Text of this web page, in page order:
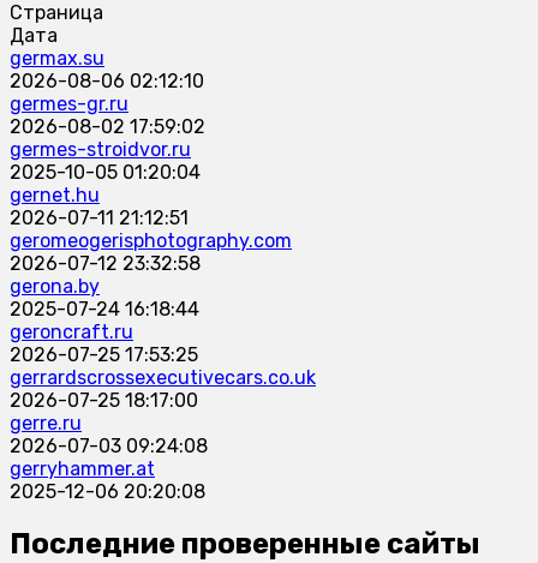
Страница
Дата
germax.su
2026-08-06 02:12:10
germes-gr.ru
2026-08-02 17:59:02
germes-stroidvor.ru
2025-10-05 01:20:04
gernet.hu
2026-07-11 21:12:51
geromeogerisphotography.com
2026-07-12 23:32:58
gerona.by
2025-07-24 16:18:44
geroncraft.ru
2026-07-25 17:53:25
gerrardscrossexecutivecars.co.uk
2026-07-25 18:17:00
gerre.ru
2026-07-03 09:24:08
gerryhammer.at
2025-12-06 20:20:08
Последние проверенные сайты